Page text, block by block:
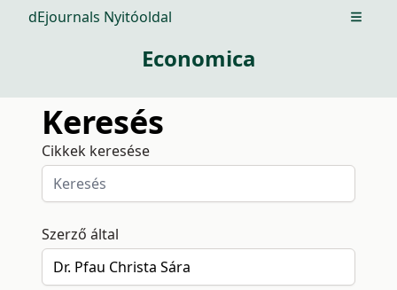
dEjournals Nyitóoldal Open
Economica
Keresés
Cikkek keresése
Szerző által